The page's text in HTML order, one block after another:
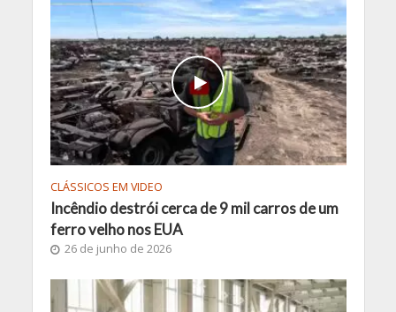
CLÁSSICOS EM VIDEO
Incêndio destrói cerca de 9 mil carros de um
ferro velho nos EUA
26 de junho de 2026